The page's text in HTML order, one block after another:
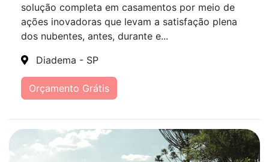
solução completa em casamentos por meio de
ações inovadoras que levam a satisfação plena
dos nubentes, antes, durante e...
Diadema - SP
Orçamento Grátis